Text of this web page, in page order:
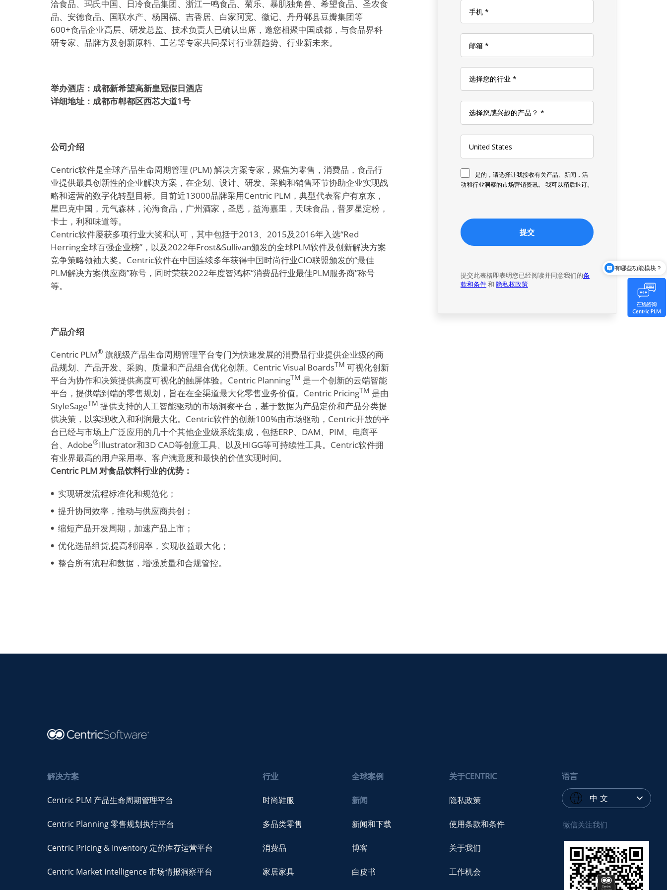
洽食品、玛氏中国、日冷食品集团、浙江一鸣食品、菊乐、暴肌独角兽、希望食品、圣农食
品、安德食品、国联水产、杨国福、吉香居、白家阿宽、徽记、丹丹郸县豆瓣集团等
600+食品企业高层、研发总监、技术负责人已确认出席，邀您相聚中国成都，与食品界科
研专家、品牌方及创新原料、工艺等专家共同探讨行业新趋势、行业新未来。
举办酒店：成都新希望高新皇冠假日酒店
详细地址：成都市郫都区西芯大道1号
公司介绍
Centric软件是全球产品生命周期管理 (PLM) 解决方案专家，聚焦为零售，消费品，食品行
业提供最具创新性的企业解决方案，在企划、设计、研发、采购和销售环节协助企业实现战
略和运营的数字化转型目标。目前近13000品牌采用Centric PLM，典型代表客户有京东，
星巴克中国，元气森林，沁海食品，广州酒家，圣恩，益海嘉里，天味食品，普罗星淀粉，
卡士，利和味道等。
Centric软件屡获多项行业大奖和认可，其中包括于2013、2015及2016年入选“Red
Herring全球百强企业榜”，以及2022年Frost&Sullivan颁发的全球PLM软件及创新解决方案
竞争策略领袖大奖。Centric软件在中国连续多年获得中国时尚行业CIO联盟颁发的“最佳
PLM解决方案供应商”称号，同时荣获2022年度智鸿杯“消费品行业最佳PLM服务商”称号
等。
产品介绍
Centric PLM® 旗舰级产品生命周期管理平台专门为快速发展的消费品行业提供企业级的商
品规划、产品开发、采购、质量和产品组合优化创新。Centric Visual BoardsTM 可视化创新
平台为协作和决策提供高度可视化的触屏体验。Centric PlanningTM 是一个创新的云端智能
平台，提供端到端的零售规划，旨在在全渠道最大化零售业务价值。Centric PricingTM 是由
StyleSageTM 提供支持的人工智能驱动的市场洞察平台，基于数据为产品定价和产品分类提
供决策，以实现收入和利润最大化。Centric软件的创新100%由市场驱动，Centric开放的平
台已经与市场上广泛应用的几十个其他企业级系统集成，包括ERP、DAM、PIM、电商平
台、Adobe®Illustrator和3D CAD等创意工具、以及HIGG等可持续性工具。Centric软件拥
有业界最高的用户采用率、客户满意度和最快的价值实现时间。
Centric PLM 对食品饮料行业的优势：
实现研发流程标准化和规范化；
提升协同效率，推动与供应商共创；
缩短产品开发周期，加速产品上市；
优化选品组货,提高利润率，实现收益最大化；
整合所有流程和数据，增强质量和合规管控。
解决方案
Centric PLM 产品生命周期管理平台
Centric Planning 零售规划执行平台
Centric Pricing & Inventory 定价库存运营平台
Centric Market Intelligence 市场情报洞察平台
行业
时尚鞋服
多品类零售
消费品
家居家具
全球案例
新闻
新闻和下载
博客
白皮书
关于CENTRIC
隐私政策
使用条款和条件
关于我们
工作机会
语言
中 文
微信关注我们
有哪些功能模块？